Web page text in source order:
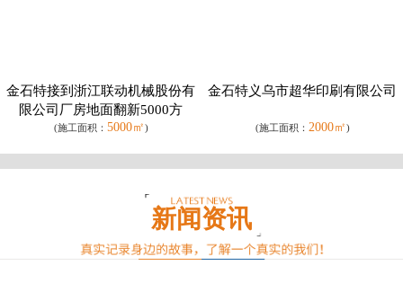
金石特接到浙江联动机械股份有
限公司厂房地面翻新5000方
(施工面积： 5000㎡)
金石特义乌市超华印刷有限公司
(施工面积： 2000㎡)
新闻资讯